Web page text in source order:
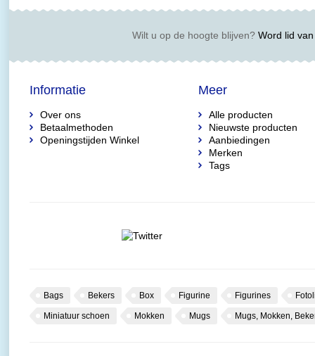
Wilt u op de hoogte blijven?Word lid van
Informatie
Over ons
Betaalmethoden
Openingstijden Winkel
Meer
Alle producten
Nieuwste producten
Aanbiedingen
Merken
Tags
Bags Bekers Box Figurine Figurines
Miniatuur schoen Mokken Mugs Mugs, Mokken,